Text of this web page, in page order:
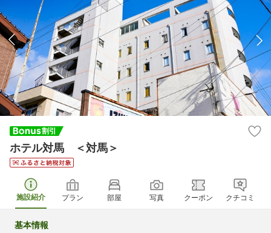
ホテル対馬 ＜対馬＞
施設紹介 プラン 部屋 写真 クーポン クチコミ
基本情報